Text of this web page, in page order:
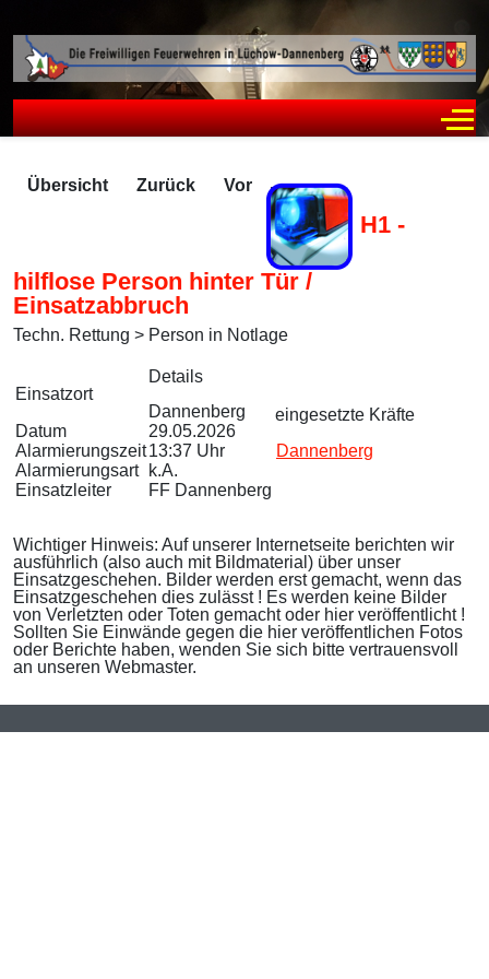
Übersicht Zurück Vor
H1 -
hilflose Person hinter Tür /
Einsatzabbruch
Techn. Rettung > Person in Notlage
Einsatzort
Details
Dannenberg
Datum
29.05.2026
Alarmierungszeit13:37 Uhr
Alarmierungsart
k.A.
Einsatzleiter
FF Dannenberg
eingesetzte Kräfte
Dannenberg
Wichtiger Hinweis: Auf unserer Internetseite berichten wir
ausführlich (also auch mit Bildmaterial) über unser
Einsatzgeschehen. Bilder werden erst gemacht, wenn das
Einsatzgeschehen dies zulässt ! Es werden keine Bilder
von Verletzten oder Toten gemacht oder hier veröffentlicht !
Sollten Sie Einwände gegen die hier veröffentlichen Fotos
oder Berichte haben, wenden Sie sich bitte vertrauensvoll
an unseren Webmaster.